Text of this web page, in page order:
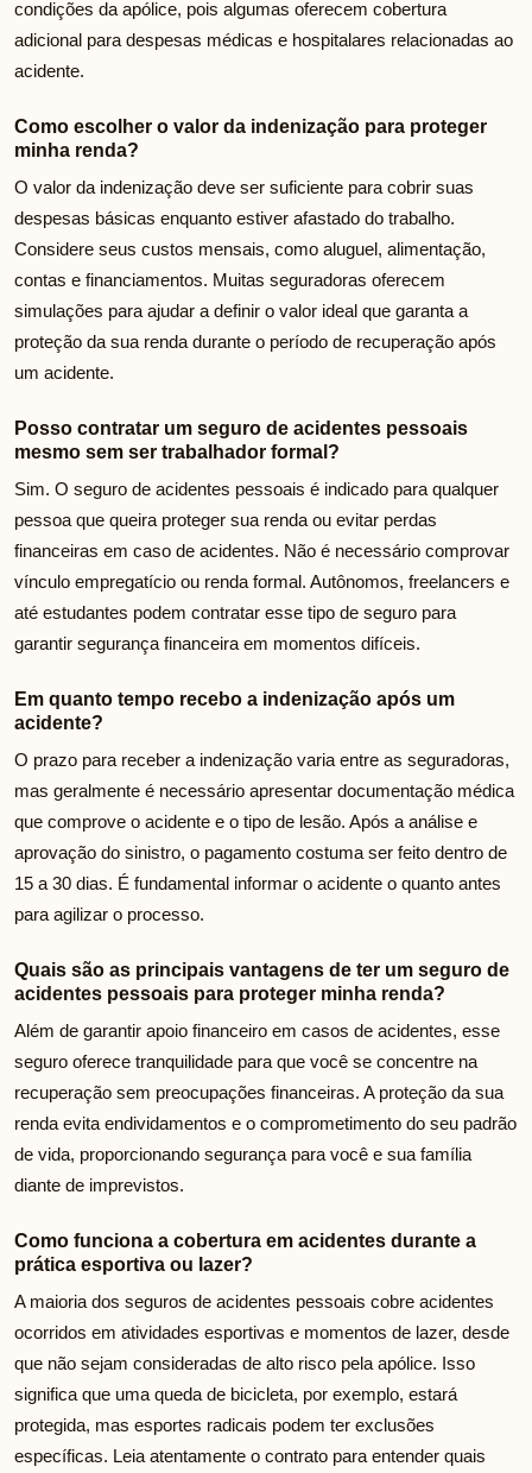
condições da apólice, pois algumas oferecem cobertura
adicional para despesas médicas e hospitalares relacionadas ao
acidente.
Como escolher o valor da indenização para proteger
minha renda?
O valor da indenização deve ser suficiente para cobrir suas
despesas básicas enquanto estiver afastado do trabalho.
Considere seus custos mensais, como aluguel, alimentação,
contas e financiamentos. Muitas seguradoras oferecem
simulações para ajudar a definir o valor ideal que garanta a
proteção da sua renda durante o período de recuperação após
um acidente.
Posso contratar um seguro de acidentes pessoais
mesmo sem ser trabalhador formal?
Sim. O seguro de acidentes pessoais é indicado para qualquer
pessoa que queira proteger sua renda ou evitar perdas
financeiras em caso de acidentes. Não é necessário comprovar
vínculo empregatício ou renda formal. Autônomos, freelancers e
até estudantes podem contratar esse tipo de seguro para
garantir segurança financeira em momentos difíceis.
Em quanto tempo recebo a indenização após um
acidente?
O prazo para receber a indenização varia entre as seguradoras,
mas geralmente é necessário apresentar documentação médica
que comprove o acidente e o tipo de lesão. Após a análise e
aprovação do sinistro, o pagamento costuma ser feito dentro de
15 a 30 dias. É fundamental informar o acidente o quanto antes
para agilizar o processo.
Quais são as principais vantagens de ter um seguro de
acidentes pessoais para proteger minha renda?
Além de garantir apoio financeiro em casos de acidentes, esse
seguro oferece tranquilidade para que você se concentre na
recuperação sem preocupações financeiras. A proteção da sua
renda evita endividamentos e o comprometimento do seu padrão
de vida, proporcionando segurança para você e sua família
diante de imprevistos.
Como funciona a cobertura em acidentes durante a
prática esportiva ou lazer?
A maioria dos seguros de acidentes pessoais cobre acidentes
ocorridos em atividades esportivas e momentos de lazer, desde
que não sejam consideradas de alto risco pela apólice. Isso
significa que uma queda de bicicleta, por exemplo, estará
protegida, mas esportes radicais podem ter exclusões
específicas. Leia atentamente o contrato para entender quais